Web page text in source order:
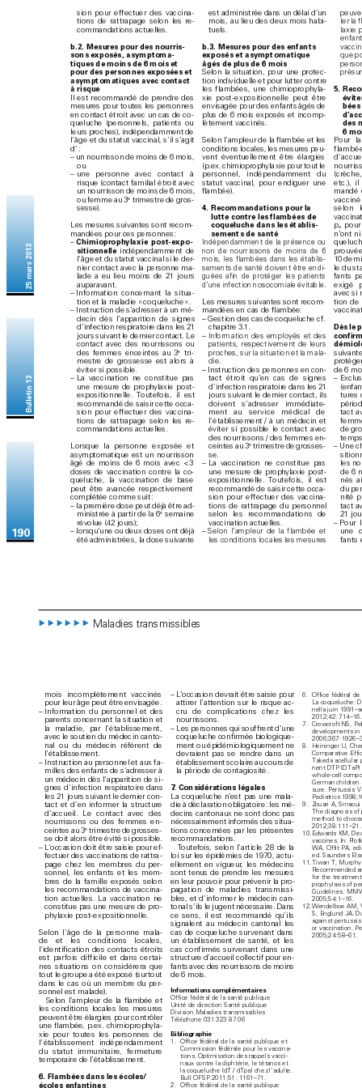
25 mars 2013
Bulletin 13
190
sion pour effectuer des vac cina-
tions de rattrapage selon les re-
commandations actuelles
b.2. Mesures pour des nourris-
sons exposés, asymptoma-
tiques d e moin s de 6 mois et
pour des personnes expo sées et
asymptomatiques avec contact
à risque
Il est recommandé de prendre des
mesures pour toutes les personnes
en contact étroit avec un cas de co-
queluche (personnels, patients ou
leurs proches), indépendamment de
l’âge et du statut vaccinal, s’il s’ag it
d’ :
– un nourrisson de moins de 6 mois,
ou
– une personne avec contact à
risque (contact familial étroit avec
un nourrisson de moins de 6 mois,
ou femme au 3e trimestre de gros-
sesse).
Les mesures suivantes sont recom-
mandées pour ces personnes:
– Chimioprophylaxie post-expo-
sitionnelle indépendamment de
l’âge et du statut vaccinal si le der-
nier contact avec la personne ma-
lade a eu lieu moins de 21 jours
auparavant.
–
Information co ncernant la situa -
tion et la maladie « coqueluche ».
–
Instruction de s’adresser à un mé-
decin dès l’apparitio n de signes
d’ infection respiratoire dans les 21
jours suivant le dernier contact. Le
contact avec des nourrissons ou
des femmes enceintes au 3e tri-
mestre de grossesse est alors à
éviter si possible.
– La vaccination ne constitue pas
une mesure de prophylaxie post-
expositionnelle. Toutefois, il est
recommandé de saisir cette occa-
sion pour effectuer des vac cina-
tions de rattrapage selon les re-
commandations actuelles .
Lorsque la personne exposée et
asymptomatique est un nourrisson
âgé de mo ins de 6 mois avec < 3
doses de vaccination co ntre la co-
queluche, la vaccination de base
peut être avancée respectivement
complétée comme suit :
– la première dose peut déjà être ad-
ministrée à partir de la 6e semaine
révo lue (42 jours);
– lorsqu’une ou deux doses ont déjà
été administrées, la dose suivante
est administrée dans un délai d’un
mois, au lieu des deux mois habi-
tuels.
b.3. Mesures pour des enfants
exposés et asymptomatique
âgés d e plus de 6 mois
Selon la situation, pour une protec-
tion individuelle et pour lutter contre
les flambées, une chimioprophyla-
xie post-expositionnelle peut être
envisagée pour des enfants âgés de
plus de 6 mois exposés et incomp-
lètement vaccinés.
Selon l’ampleur de la flambée et les
conditio ns locales, les mesures peu-
vent éventuellement être él argies
(p.ex. chimioprophyla xie pour tout le
personnel, indépendamment du
statut vacc inal, pour endiguer une
fla m bée).
4. Recommandations pour la
lutte contre l es f ambées d e
coqueluche dans les établis-
sements de santé
Indépendamment de la présence ou
non de nourr issons de moins de 6
mois, les flamb ées dans les établis-
sements de santé doivent être endi-
guées afin de protéger les patients
d’une infection nosocomiale évitable.
Les mesures suivantes sont recom-
mandées en cas de flam bée:
– Gestion des cas de coqueluche cf.
chapitre 3.1 .
–
Information des empl oyés et des
patients, respectivement de leurs
proches, sur la situation et la m ala-
die.
–
Instruction des personnes en con-
tact étroit qu’en cas de signes
d’ infection respiratoire dans les 21
jours suivant le dernier contact, ils
doivent s’adresser immédiate-
ment au service médical de
l’établisseme nt / à un médecin et
éviter si possible le contact avec
des nourrissons / des femmes en-
ceintes au 3e trimestre de grosses-
se.
– La vaccination ne constitue pas
une mesure de prophylaxie post-
expositionnelle. Toutefois, il est
recommandé de saisir cette occa-
sion pour effectuer des vac cina-
tions de rattrapage du personnel
selon les recommandations de
vacc inatio n actuelles.
– Selon l’ampleur de la flambée et
les conditions locales les mesures
ler la
laxie
enfa
que
5. Rec
évite
bées
d’ac
des
6
Pour
nourriss
etc.) ,
mandé
selon
pa
n’ont ni
10 d
le du
fants
exigé
avec si
tion de
vacc
Dès le p
confi
proté
de 6
–
(enfan
tures
pério
tact
de
temps.
– Une
les
de 6
nés
du
nité
tact
21
– Pour
une
fants
mois incom plètement vaccinés
pour leur âge peut être envisagée.
–
Information du personnel et des
parents concernant la situation et
la malad ie, par l’établissement,
avec le soutien du médec in canto-
nal ou du médecin référent de
l’éta blisse ment.
–
Instruction au perso nnel et aux fa-
milles des enfants de s’adresser à
un médec in dès l’apparition de si-
gnes d’ infection respiratoire dans
les 21 jours suivant le dernier con-
tact et d’en informer la structure
d’accueil. Le contact avec des
nourrissons ou des femmes en-
ceintes au 3e trimestre de grosses-
se doit alors être évité si possible.
–
L’occ asion doit être saisie pour ef-
fectuer des vacc inations de rattra -
page c hez les membres du per-
sonnel, les enfants et les mem-
bres de la famille exposés selon
les recommandations de vaccina-
tion actuelles. L a vaccination ne
constitue pas une mesure de pro-
phylaxie post-expositionnelle.
Selon l ’âge de l a personne mala-
de et les conditions locales,
l’identification des contacts étroits
est parfois difficile et dans certai-
nes situations on considérera que
tout le groupe a été exposé (surtout
dans le cas où un membre du per-
sonnel est malade).
Selon l ’ampl eur de la flambée et
les conditions locales les mesures
peuvent être élargies pour contrôler
une flambée, p.ex. chimioprophyla-
xie pour toutes les personnes de
l’ établissement indépendamment
du statut immunitaire, fermeture
temporaire de l’établissement.
6. Flambées d ans les écol es/
écoles enfantines
– L’occ asion devrait être saisie pour
attirer l’attention sur le risque ac-
cru de complications chez les
nourrissons.
–
Les personnes qui souffrent d’une
coqueluche confirmée bio logique-
ment ou épidémiologiquement ne
devraient pas se rendre dans un
établissement scolaire au cours de
la période de contagiosité.
7. Con sidérations légales
a coqueluche n’est pas une mala-
die à décl aration obligatoire : l es mé-
decins cantonaux ne sont donc pas
nécessairement informés des situa-
tions concernées par les présentes
recommandations.
Toutefois, selon l’article 28 de la
loi sur les épidémies de 1 970, actu-
ellement en vigueur, les médecins
sont tenus de prendre les mesures
en leur pouvoir pour prévenir l a pro-
pagation de malad ies transmissi-
bles, et d’ informer le médec in can-
tonal s’ils le jugent nécessaire. Dans
ce sens, il est recommandé qu’ils
signalent au médec in cantonal les
cas de coqueluc he survenant dans
un établissement de santé, et les
cas confirmés survenant dans une
structure d’accueil collectif pour en-
fants avec des nourrissons de moins
de 6 mois.
Informations complémentaires
Office fédéral de la santé publique
Unité de direction Santé publique
Division Maladies transmissibles
Téléphone 031 323 87 06
Bibliographie
1.
Office fédéral de la santé publique et
Commission fédérale pour les vaccina-
tions. Optimisation des rappels vacci-
naux contre la diphtérie, le tétanos et
la coqueluche (dT / dTpa) chez l’adulte.
Bull OFSP 2011;51 : 1161–71.
2.
Office fédéral de la santé publique
6.
Office fédéral de
La coqueluche:
nella juin
2012;42: 714–16.
7.
Crowcroft NS,
developments in
2006;367:
8.
Heininger U,
Comparative
Takeda acellular
nent DTP
whole-cell
German children
sure. Pertussis
Pediatrics
9.
Zouari A,
The diagnosis
method to
2012;38: 111–21.
10. Edwards KM,
vaccines. In:
WA, Offit PA,
ed. Saunders
11. Tiwari T,
Recommended
for the treatment
prophylaxis of
Guidelines.
2005;54: 1–16.
12. Wendelboe AM,
S, Englund JA.
against
or vaccination.
2005;24: 58–61.
▶▶▶▶▶▶ Maladies transmissibles